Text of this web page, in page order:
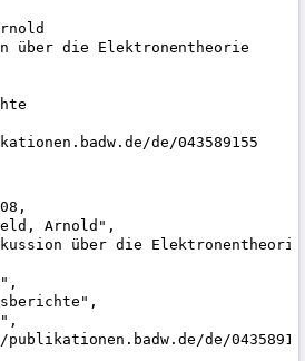
über die Elektronentheorie
de/043589155
Arnold",
über die
de/